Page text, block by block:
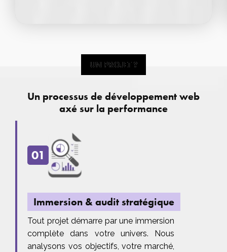
UN PROJET ?
UN PROJET ?
Un processus de développement web
axé sur la performance
01
Immersion & audit stratégique
Tout projet démarre par une immersion
complète dans votre univers. Nous
analysons vos objectifs, votre marché,